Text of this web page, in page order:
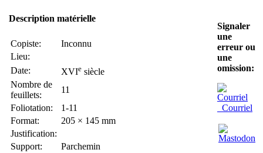
Description matérielle
Copiste:
Inconnu
Lieu:
Date:
XVIe siècle
Nombre de
feuillets:
11
Foliotation:
1-11
Format:
205 × 145 mm
Justification:
Support:
Parchemin
Signaler
une
erreur ou
une
omission:
Courriel